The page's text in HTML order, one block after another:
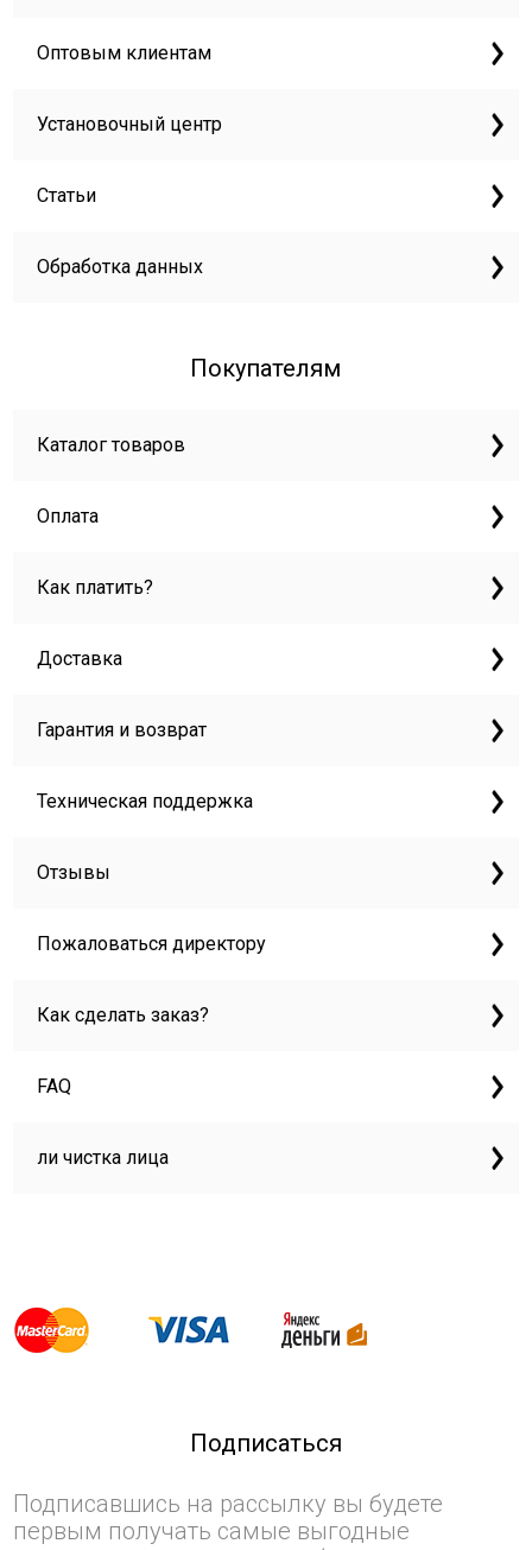
Оптовым клиентам
Установочный центр
Статьи
Обработка данных
Покупателям
Каталог товаров
Оплата
Как платить?
Доставка
Гарантия и возврат
Техническая поддержка
Отзывы
Пожаловаться директору
Как сделать заказ?
FAQ
ли чистка лица
Подписаться
Подписавшись на рассылку вы будете
первым получать самые выгодные